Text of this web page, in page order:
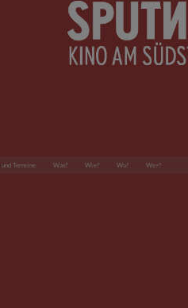
Termine Was? Wie? Wo? Wer?